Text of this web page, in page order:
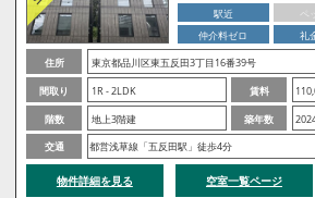
駅近
ペ
仲介料ゼロ
礼
住所
東京都品川区東五反田3丁目16番39号
間取り
1R - 2LDK 賃料
階数
地上3階建 築年数
交通
都営浅草線「五反田駅」徒歩4分
物件詳細を見る 空室一覧ページ